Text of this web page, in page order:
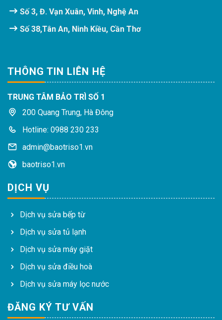
Số 3, Đ. Vạn Xuân, Vinh, Nghệ An
Số 38,Tân An, Ninh Kiều, Cần Thơ
THÔNG TIN LIÊN HỆ
TRUNG TÂM BẢO TRÌ SỐ 1
200 Quang Trung, Hà Đông
Hotline: 0988 230 233
admin@baotriso1.vn
baotriso1.vn
DỊCH VỤ
Dịch vụ sửa bếp từ
Dịch vụ sửa tủ lạnh
Dịch vụ sửa máy giặt
Dịch vụ sửa điều hoà
Dịch vụ sửa máy lọc nước
ĐĂNG KÝ TƯ VẤN